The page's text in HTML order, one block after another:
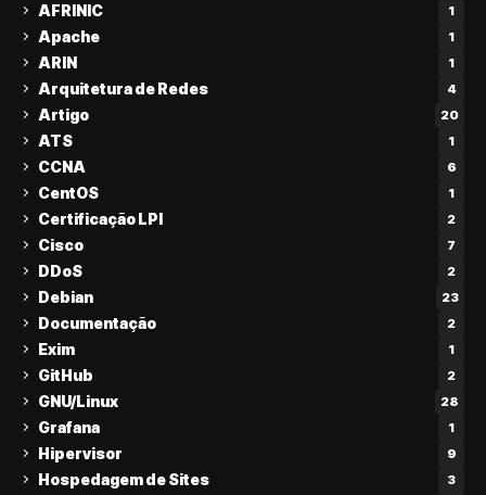
AFRINIC 1
Apache 1
ARIN 1
Arquitetura de Redes 4
Artigo 20
ATS 1
CCNA 6
CentOS 1
Certificação LPI 2
Cisco 7
DDoS 2
Debian 23
Documentação 2
Exim 1
GitHub 2
GNU/Linux 28
Grafana 1
Hipervisor 9
Hospedagem de Sites 3